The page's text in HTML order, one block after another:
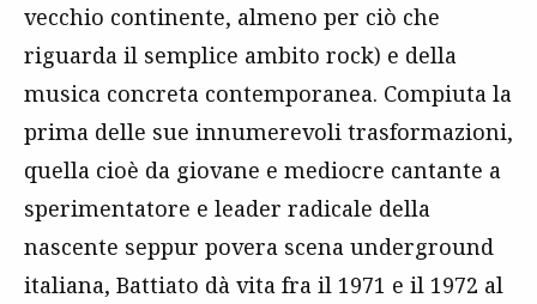
vecchio continente, almeno per ciò che
riguarda il semplice ambito rock) e della
musica concreta contemporanea. Compiuta la
prima delle sue innumerevoli trasformazioni,
quella cioè da giovane e mediocre cantante a
sperimentatore e leader radicale della
nascente seppur povera scena underground
italiana, Battiato dà vita fra il 1971 e il 1972 al